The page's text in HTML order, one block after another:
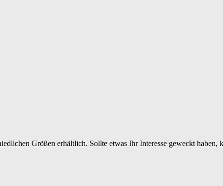
Größen erhältlich. Sollte etwas Ihr Interesse geweckt